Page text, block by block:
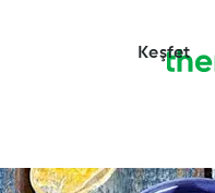
Keşfet